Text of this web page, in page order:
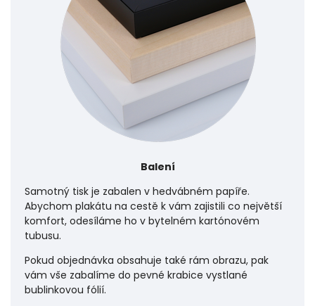
Balení
Samotný tisk je zabalen v hedvábném papíře.
Abychom plakátu na cestě k vám zajistili co největší
komfort, odesíláme ho v bytelném kartónovém
tubusu.
Pokud objednávka obsahuje také rám obrazu, pak
vám vše zabalíme do pevné krabice vystlané
bublinkovou fólií.